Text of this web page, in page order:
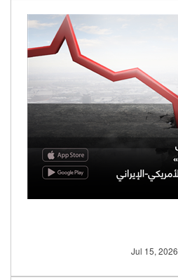
Jul 15, 2026